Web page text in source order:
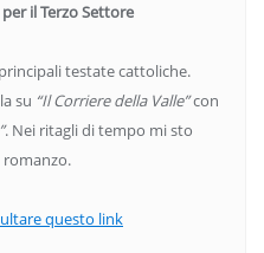
il Terzo Settore
testate cattoliche.
su “Il Corriere della Valle”con
. Nei ritagli di tempo mi sto
questo link